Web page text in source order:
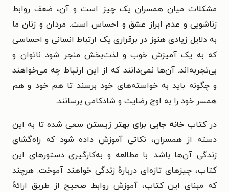
مشکلات میان همسران یک چیز است و آن، ضعف روابط
زناشویی و عدم ابراز عشق و احساس است. مردان و زنان ما
به دلایل زیادی هنوز در برقراری یک ارتباط انسانی و احساسی
که به یک آمیزش خوب و لذت‌بخش منجر شود ناتوان و
بی‌تجربه‌اند. آن‌ها نمی‌دانند که از این ارتباط چه می‌خواهند
و چگونه باید به خواسته‌های خود برسند تا هم خود و هم
همسر خود را به اوج رضایت و شادکامی برسانند.
در کتاب خانه جایی برای بهتر زیستن سعی شده تا به این
دسته از همسران، نکاتی آموزش داده شود که راه‌گشای
زندگی آن‌ها باشد. با مطالعه و به‌کارگیری دستورهای این
کتاب، چیزهای تازه‌ای دربارهٔ زندگی خواهند آموخت. هرچند
که مبنای این کتاب، آموزش روابط صحیح از طریق ارائهٔ